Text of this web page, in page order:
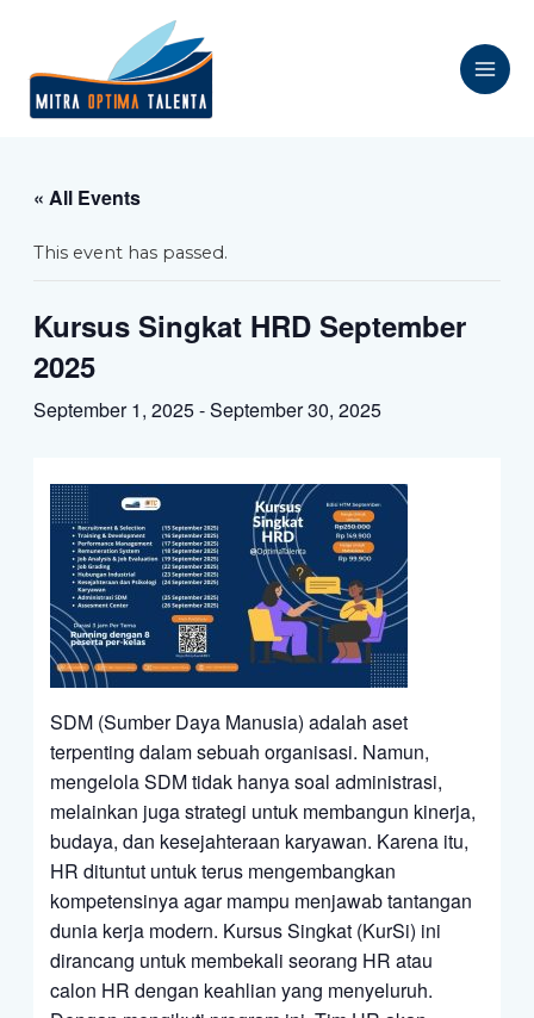
« All Events
This event has passed.
Kursus Singkat HRD September
2025
September 1, 2025-September 30, 2025
SDM (Sumber Daya Manusia) adalah aset
terpenting dalam sebuah organisasi. Namun,
mengelola SDM tidak hanya soal administrasi,
melainkan juga strategi untuk membangun kinerja,
budaya, dan kesejahteraan karyawan. Karena itu,
HR dituntut untuk terus mengembangkan
kompetensinya agar mampu menjawab tantangan
dunia kerja modern. Kursus Singkat (KurSi) ini
dirancang untuk membekali seorang HR atau
calon HR dengan keahlian yang menyeluruh.